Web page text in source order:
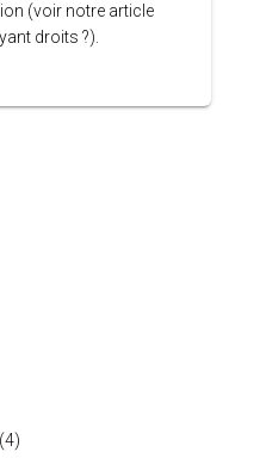
(voir notre article
droits ?).
(4)